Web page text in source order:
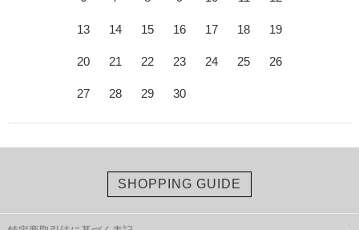
13 14 15 16 17 18 19
20 21 22 23 24 25 26
27 28 29 30
SHOPPING GUIDE